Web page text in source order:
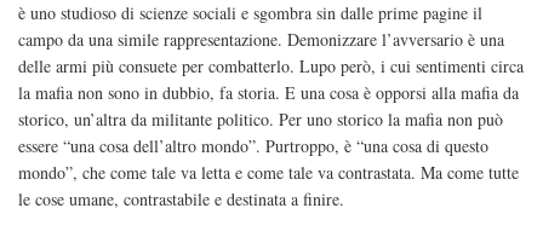
è uno studioso di scienze sociali e sgombra sin dalle prime pagine il
campo da una simile rappresentazione. Demonizzare l’avversario è una
delle armi più consuete per combatterlo. Lupo però, i cui sentimenti circa
la mafia non sono in dubbio, fa storia. E una cosa è opporsi alla mafia da
storico, un’altra da militante politico. Per uno storico la mafia non può
essere “una cosa dell’altro mondo”. Purtroppo, è “una cosa di questo
mondo”, che come tale va letta e come tale va contrastata. Ma come tutte
le cose umane, contrastabile e destinata a finire.